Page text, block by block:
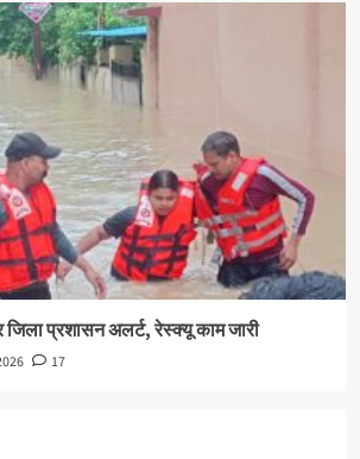
जिला प्रशासन अलर्ट, रेस्क्यू काम जारी
17